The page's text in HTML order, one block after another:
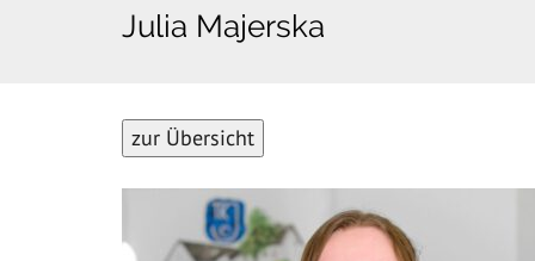
Julia Majerska